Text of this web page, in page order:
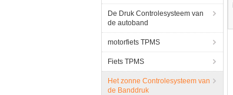
De Druk Controlesysteem van
de autoband
motorfiets TPMS
Fiets TPMS
Het zonne Controlesysteem van
de Banddruk